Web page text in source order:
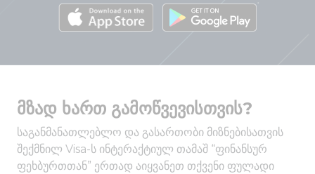
მზად ხართ გამოწვევისთვის?
საგანმანათლებლო და გასართობი მიზნებისათვის
შექმნილ Visa-ს ინტერაქტიულ თამაშ “ფინანსურ
ფეხბურთთან” ერთად აიყვანეთ თქვენი ფულადი